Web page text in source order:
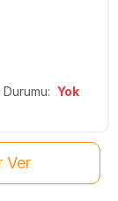
Durumu:Yok
Ver